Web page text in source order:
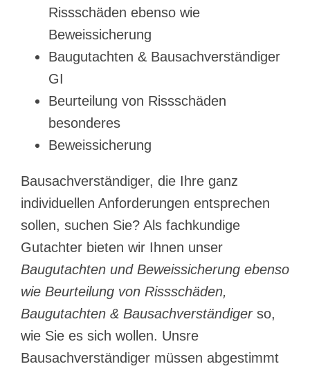
Rissschäden ebenso wie
Beweissicherung
Baugutachten & Bausachverständiger
GI
Beurteilung von Rissschäden
besonderes
Beweissicherung
Bausachverständiger, die Ihre ganz
individuellen Anforderungen entsprechen
sollen, suchen Sie? Als fachkundige
Gutachter bieten wir Ihnen unser
Baugutachten und Beweissicherung ebenso
wie Beurteilung von Rissschäden,
Baugutachten & Bausachverständigerso,
wie Sie es sich wollen. Unsre
Bausachverständiger müssen abgestimmt